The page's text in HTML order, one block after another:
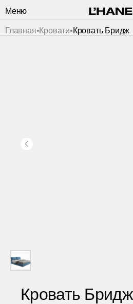
Меню
Главная•Кровати•Кровать Бридж
Кровать Бридж